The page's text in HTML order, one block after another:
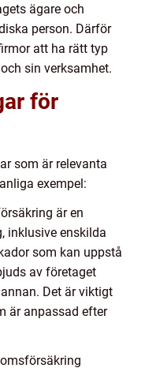
ägare och
person. Därför
att ha rätt typ
sin verksamhet.
för
som är relevanta
exempel:
är en
inklusive enskilda
som kan uppstå
av företaget
Det är viktigt
är anpassad efter